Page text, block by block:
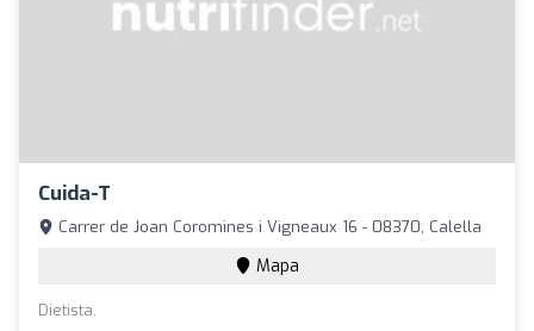
Cuida-T
Carrer de Joan Coromines i Vigneaux 16 - 08370, Calella
Mapa
Dietista.